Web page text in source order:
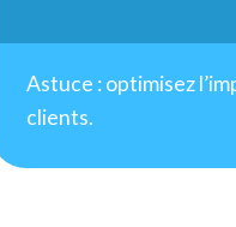
Astuce : optimisez
clients.